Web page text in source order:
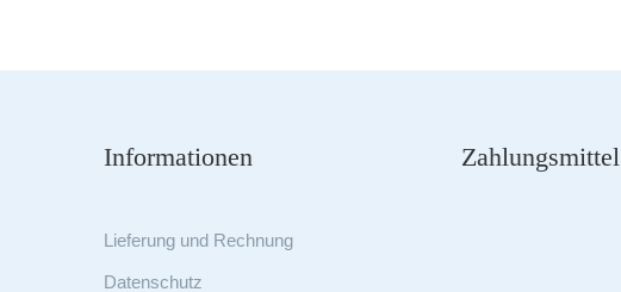
Informationen
Lieferung und Rechnung
Datenschutz
Zahlungsmittel